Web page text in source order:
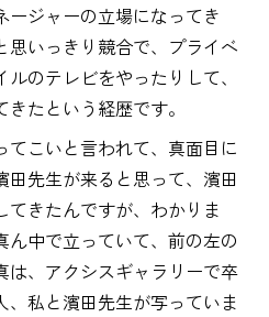
ージャーの立場になってき
思いっきり競合で、プライベ
のテレビをやったりして、
たという経歴です。
てこいと言われて、真面目に
先生が来ると思って、濱田
きたんですが、わかりま
中で立っていて、前の左の
は、アクシスギャラリーで卒
私と濱田先生が写っていま